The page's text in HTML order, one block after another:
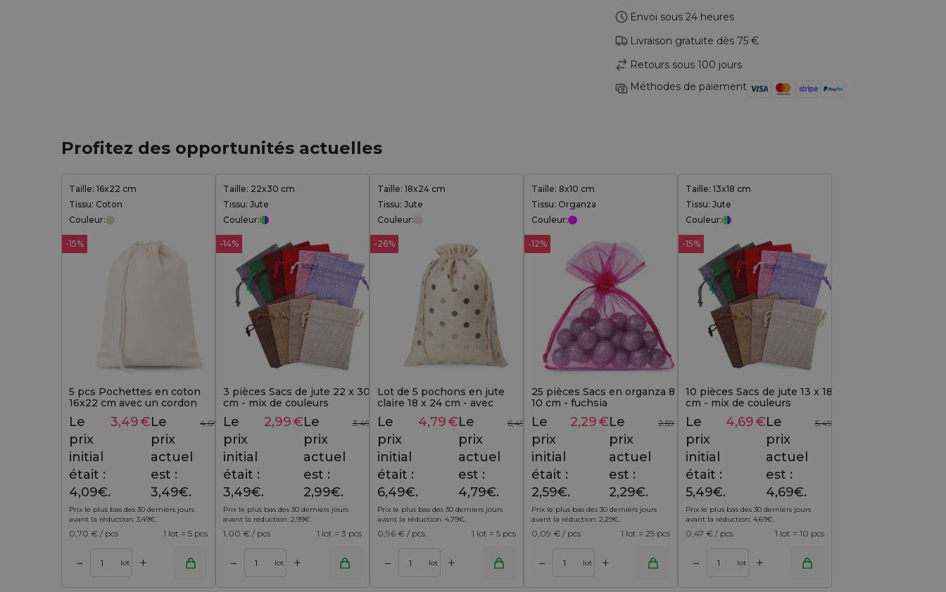
Envoi sous 24 heures
Livraison gratuite dès 75 €
Retours sous 100 jours
Méthodes de paiement
Profitez des opportunités actuelles
Taille: 16x22 cm
Tissu: Coton
Couleur:
-15%
5 pcs Pochettes en coton
16x22 cm avec un cordon
simple - naturel, pour cadeaux
4,09 €
Le
prix
initial
était :
4,09€.
3,49€Le
prix
actuel
est :
3,49€.
Prix le plus bas des 30 derniers jours
avant la réduction: 3,49€
0,70 € / pcs 1 lot = 5 pcs
– lot +
Taille: 22x30 cm
Tissu: Jute
Couleur:
-14%
3 pièces Sacs de jute 22 x 30
cm - mix de couleurs
3,49
Le
prix
initial
était :
3,49€.
2,99€Le
prix
actuel
est :
2,99€.
Prix le plus bas des 30 derniers jours
avant la réduction: 2,99€
1,00 € / pcs 1 lot = 3 pcs
– lot +
Taille: 18x24 cm
Tissu: Jute
Couleur:
-26%
Lot de 5 pochons en jute
claire 18 x 24 cm - avec
collerette et motif à pois
6,49
Le
prix
initial
était :
6,49€.
4,79€Le
prix
actuel
est :
4,79€.
Prix le plus bas des 30 derniers jours
avant la réduction: 4,79€
0,96 € / pcs 1 lot = 5 pcs
– lot +
Ajouter au panier
Taille: 8x10 cm
Tissu: Organza
Couleur:
-12%
25 pièces Sacs en organza 8 x
10 cm - fuchsia
2,59 €
Le
prix
initial
était :
2,59€.
2,29€Le
prix
actuel
est :
2,29€.
Prix le plus bas des 30 derniers jours
avant la réduction: 2,29€
0,09 € / pcs 1 lot = 25 pcs
– lot +
Ajouter au panier
Taille: 13x18 cm
Tissu: Jute
Couleur:
-15%
10 pièces Sacs de jute 13 x 18
cm - mix de couleurs
5,49
Le
prix
initial
était :
5,49€.
4,69€Le
prix
actuel
est :
4,69€.
Prix le plus bas des 30 derniers jours
avant la réduction: 4,69€
0,47 € / pcs 1 lot = 10 pcs
– lot +
Ajouter au panier